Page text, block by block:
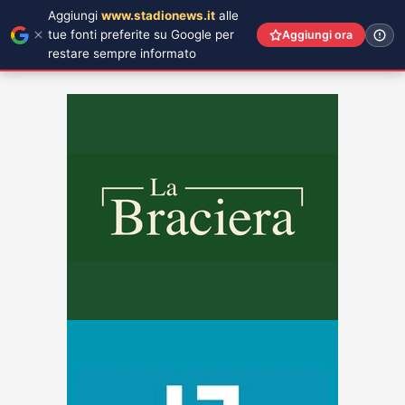
Aggiungi www.stadionews.it alle
tue fonti preferite su Google per
restare sempre informato
Aggiungi ora